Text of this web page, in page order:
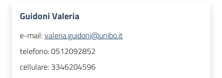
Guidoni Valeria
e-mail:valeria.guidoni@unibo.it
telefono:0512092852
cellulare: 3346204596